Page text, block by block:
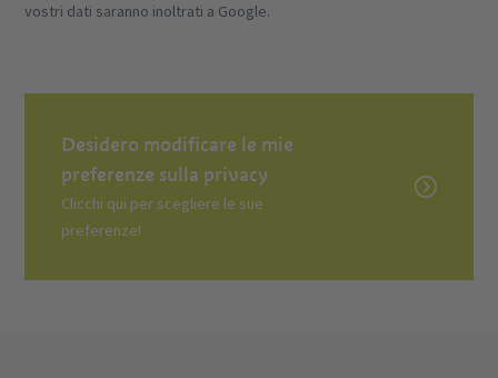
vostri dati saranno inoltrati a Google.
Desidero modificare le mie
preferenze sulla privacy
Clicchi qui per scegliere le sue
preferenze!